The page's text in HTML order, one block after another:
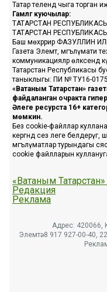
Татар телендә чыга торган
Гамәлгә куючылар:
ТАТАРСТАН
ТАТАРСТАН
Баш мөхәррир ФАЗУЛЛИН
Газета Элемтә, мәгълүмати
коммуникацияләр өлкәсендә
Татарстан Республикасы
таныклыгы: ПИ № ТУ16-
«Ватаным Татарстан»
файдаланган очракта
Әлеге ресурста 16+
мөмкин.
Без cookie-файллар
кергәндә сез әлеге белдерүгә,
мәгълүматлар турындагы
cookie файлларын
«Ватаным
Редакция
Реклама
Адрес: 420066,
Элемтә: 8 917 927-00-40,